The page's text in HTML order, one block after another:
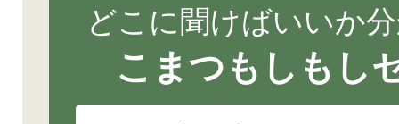
どこに聞けばいいか
こまつもしもし